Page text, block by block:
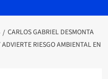
CARLOS GABRIEL DESMONTA
RIESGO AMBIENTAL EN